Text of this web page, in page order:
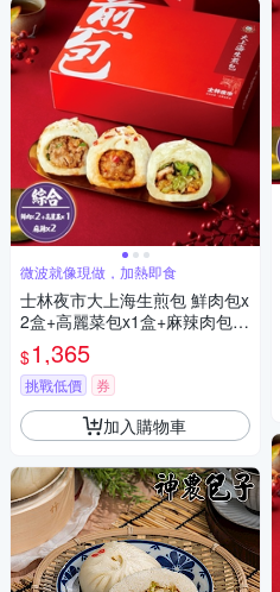
微波就像現做，加熱即食
士林夜市大上海生煎包 鮮肉包x
2盒+高麗菜包x1盒+麻辣肉包x2
盒
$1,365
挑戰低價 券
加入購物車